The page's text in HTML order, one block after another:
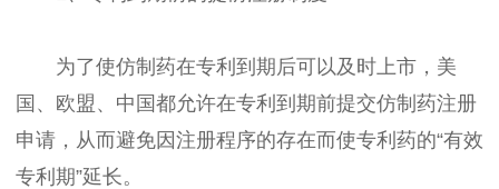
为了使仿制药在专利到期后可以及时上市，美
国、欧盟、中国都允许在专利到期前提交仿制药注册
申请，从而避免因注册程序的存在而使专利药的“有效
专利期”延长。